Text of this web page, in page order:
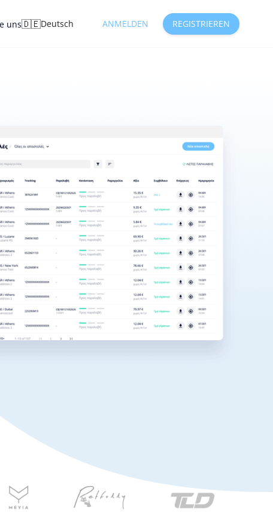
uns🇩🇪Deutsch ANMELDEN REGISTRIEREN